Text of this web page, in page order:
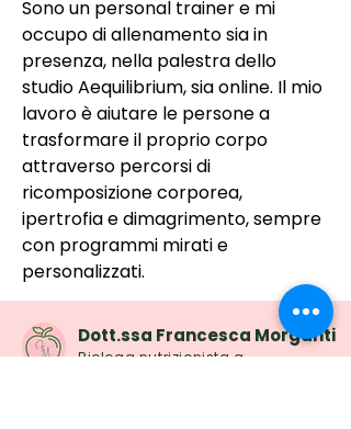
Sono un personal trainer e mi
occupo di allenamento sia in
presenza, nella palestra dello
studio Aequilibrium, sia online. Il mio
lavoro è aiutare le persone a
trasformare il proprio corpo
attraverso percorsi di
ricomposizione corporea,
ipertrofia e dimagrimento, sempre
con programmi mirati e
personalizzati.
Dott.ssa Francesca Morganti
Biologa nutrizionista a